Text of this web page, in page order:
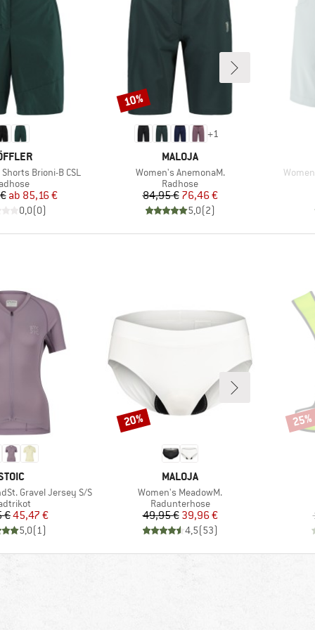
Brioni-B CSL
Preis
reduzierter Preis
ab 85,16 €
0,0(0)
+1
MARKE
MALOJA
Artikel
Women's AnemonaM.
Produktgruppe
Radhose
Preis
84,95 €reduzierter Preis
76,46 €
5,0(2)
Rabatt
10%
Artikel
Gravel Jersey S/S
Preis
€reduzierter Preis
45,47 €
5,0(1)
MARKE
MALOJA
Artikel
Women's MeadowM.
Produktgruppe
Radunterhose
Preis
49,95 €reduzierter Preis
39,96 €
4,5(53)
Rabatt
20% 25%